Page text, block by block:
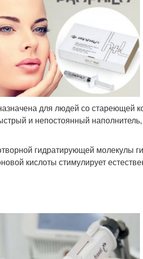
для людей со стареющей
и непостоянный
гидратирующей молекулы
кислоты стимулирует